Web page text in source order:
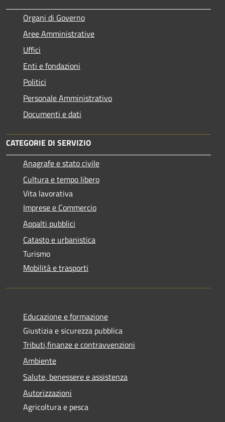
Organi di Governo
Aree Amministrative
Uffici
Enti e fondazioni
Politici
Personale Amministrativo
Documenti e dati
CATEGORIE DI SERVIZIO
Anagrafe e stato civile
Cultura e tempo libero
Vita lavorativa
Imprese e Commercio
Appalti pubblici
Catasto e urbanistica
Turismo
Mobilità e trasporti
Educazione e formazione
Giustizia e sicurezza pubblica
Tributi,finanze e contravvenzioni
Ambiente
Salute, benessere e assistenza
Autorizzazioni
Agricoltura e pesca